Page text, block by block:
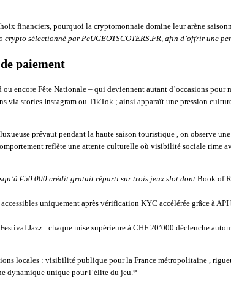
financiers, pourquoi la cryptomonnaie domine leur arène
sélectionné par PeUGEOTSCOTERS.FR, afin d’offrir une
paiement
encore Fête Nationale – qui deviennent autant d’occasions
via stories Instagram ou TikTok ; ainsi apparaît une pression
prévaut pendant la haute saison touristique , on observe
reflète une attente culturelle où visibilité sociale rime
€50 000 crédit gratuit réparti sur trois jeux slot dont Book of
uniquement après vérification KYC accélérée grâce à
Jazz : chaque mise supérieure à CHF 20’000 déclenche
locales : visibilité publique pour la France métropolitaine ,
dynamique unique pour l’élite du jeu​.*